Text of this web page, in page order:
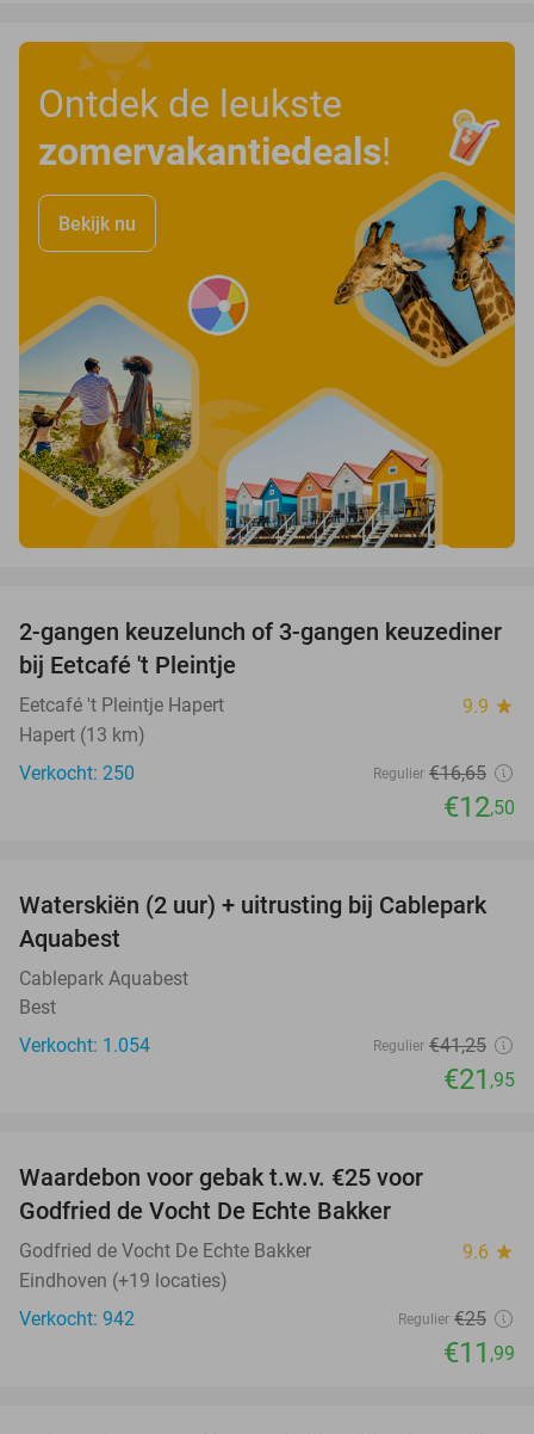
Ontdek de leukste
zomervakantiedeals!
Bekijk nu
25%
2-gangen keuzelunch of 3-gangen keuzediner
bij Eetcafé 't Pleintje
Eetcafé 't Pleintje Hapert 9.9 star
Hapert (13 km)
Verkocht: 250
Regulier €16,65
€12,50
47%
Waterskiën (2 uur) + uitrusting bij Cablepark
Aquabest
Cablepark Aquabest
Best
Verkocht: 1.054
Regulier €41,25
€21 ,95
Waardebon voor gebak t.w.v. €25 voor
Godfried de Vocht De Echte Bakker
Godfried de Vocht De Echte Bakker 9.6 star
Eindhoven (+19 locaties)
Verkocht: 942
Regulier €25
€11 ,99